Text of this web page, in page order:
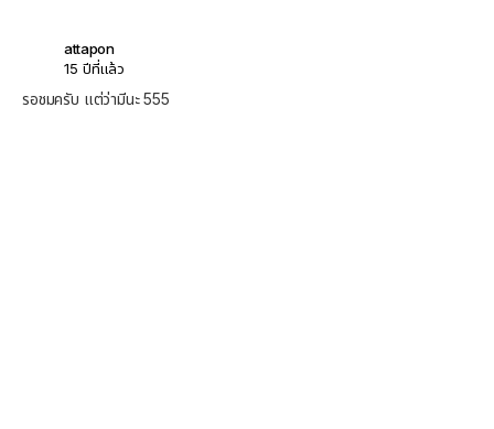
attapon
15 ปีที่แล้ว
รอชมครับ แต่ว่ามีนะ 555